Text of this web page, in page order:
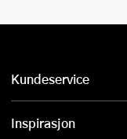
Kundeservice
Inspirasjon